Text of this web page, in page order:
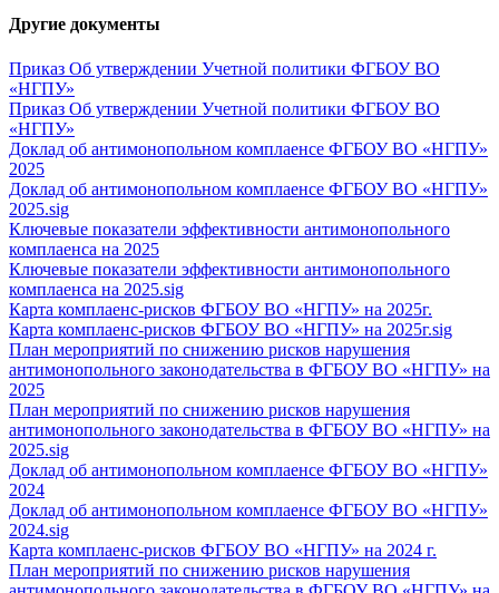
Другие документы
Приказ Об утверждении Учетной политики ФГБОУ ВО
«НГПУ»
Приказ Об утверждении Учетной политики ФГБОУ ВО
«НГПУ»
Доклад об антимонопольном комплаенсе ФГБОУ ВО «НГПУ»
2025
Доклад об антимонопольном комплаенсе ФГБОУ ВО «НГПУ»
2025.sig
Ключевые показатели эффективности антимонопольного
комплаенса на 2025
Ключевые показатели эффективности антимонопольного
комплаенса на 2025.sig
Карта комплаенс-рисков ФГБОУ ВО «НГПУ» на 2025г.
Карта комплаенс-рисков ФГБОУ ВО «НГПУ» на 2025г.sig
План мероприятий по снижению рисков нарушения
антимонопольного законодательства в ФГБОУ ВО «НГПУ» на
2025
План мероприятий по снижению рисков нарушения
антимонопольного законодательства в ФГБОУ ВО «НГПУ» на
2025.sig
Доклад об антимонопольном комплаенсе ФГБОУ ВО «НГПУ»
2024
Доклад об антимонопольном комплаенсе ФГБОУ ВО «НГПУ»
2024.sig
Карта комплаенс-рисков ФГБОУ ВО «НГПУ» на 2024 г.
План мероприятий по снижению рисков нарушения